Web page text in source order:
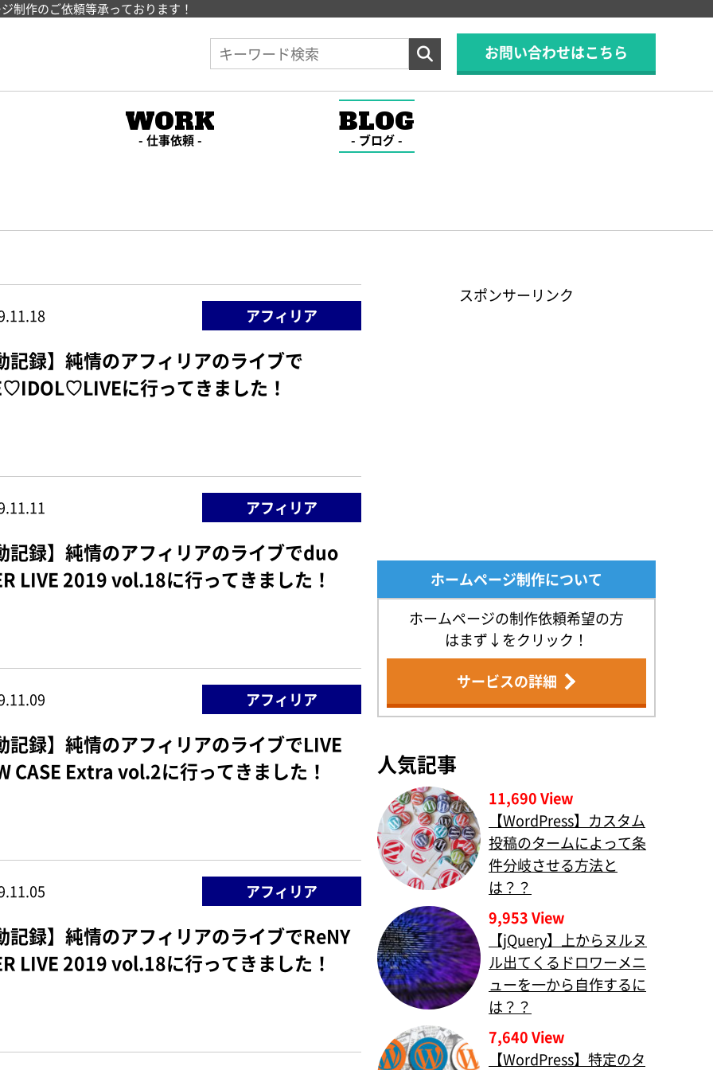
制作のご依頼等承っております！
お問い合わせはこちら
WORK
仕事依頼
BLOG
ブログ
アフィリア
記録】純情のアフィリアのライブで
に行ってきました！
アフィリア
記録】純情のアフィリアのライブでduo
LIVE 2019 vol.18に行ってきました！
アフィリア
記録】純情のアフィリアのライブでLIVE
CASE Extra vol.2に行ってきました！
アフィリア
記録】純情のアフィリアのライブでReNY
LIVE 2019 vol.18に行ってきました！
スポンサーリンク
ホームページ制作について
ホームページの制作依頼希望の方
はまず↓をクリック！
サービスの詳細
人気記事
11,690 View
【WordPress】カスタム
投稿のタームによって条
件分岐させる方法と
は？？
9,953 View
【jQuery】上からヌルヌ
ル出てくるドロワーメニ
ューを一から自作するに
は？？
7,640 View
【WordPress】特定のタ